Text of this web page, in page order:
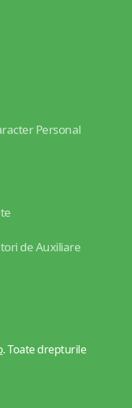
Personal
de Auxiliare
. Toate drepturile